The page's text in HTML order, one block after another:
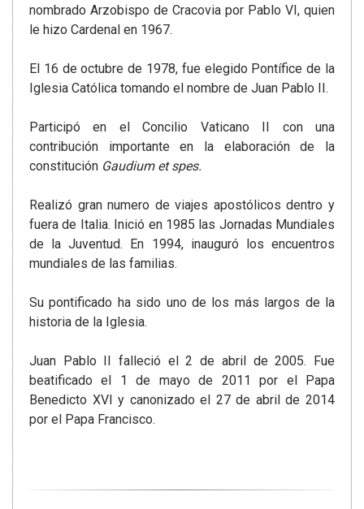
nombrado Arzobispo de Cracovia por Pablo VI, quien
le hizo Cardenal en 1967.
El 16 de octubre de 1978, fue elegido Pontífice de la
Iglesia Católica tomando el nombre de Juan Pablo II.
Participó en el Concilio Vaticano II con una
contribución importante en la elaboración de la
constitución Gaudium et spes.
Realizó gran numero de viajes apostólicos dentro y
fuera de Italia. Inició en 1985 las Jornadas Mundiales
de la Juventud. En 1994, inauguró los encuentros
mundiales de las familias.
Su pontificado ha sido uno de los más largos de la
historia de la Iglesia.
Juan Pablo II falleció el 2 de abril de 2005. Fue
beatificado el 1 de mayo de 2011 por el Papa
Benedicto XVI y canonizado el 27 de abril de 2014
por el Papa Francisco.